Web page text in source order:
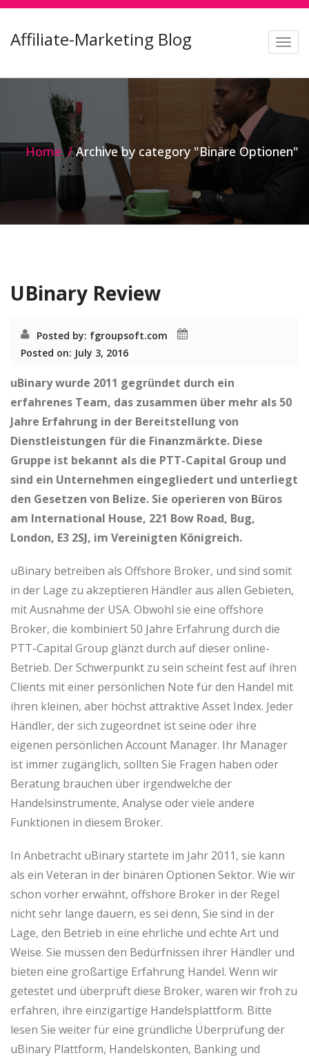
Affiliate-Marketing Blog
T
Home Archive by category "Binäre Optionen"
UBinary Review
Posted by: fgroupsoft.com
Posted on: July 3, 2016
uBinary wurde 2011 gegründet durch ein
erfahrenes Team, das zusammen über mehr als 50
Jahre Erfahrung in der Bereitstellung von
Dienstleistungen für die Finanzmärkte. Diese
Gruppe ist bekannt als die PTT-Capital Group und
sind ein Unternehmen eingegliedert und unterliegt
den Gesetzen von Belize. Sie operieren von Büros
am International House, 221 Bow Road, Bug,
London, E3 2SJ, im Vereinigten Königreich.
uBinary betreiben als Offshore Broker, und sind somit
in der Lage zu akzeptieren Händler aus allen Gebieten,
mit Ausnahme der USA. Obwohl sie eine offshore
Broker, die kombiniert 50 Jahre Erfahrung durch die
PTT-Capital Group glänzt durch auf dieser online-
Betrieb. Der Schwerpunkt zu sein scheint fest auf ihren
Clients mit einer persönlichen Note für den Handel mit
ihren kleinen, aber höchst attraktive Asset Index. Jeder
Händler, der sich zugeordnet ist seine oder ihre
eigenen persönlichen Account Manager. Ihr Manager
ist immer zugänglich, sollten Sie Fragen haben oder
Beratung brauchen über irgendwelche der
Handelsinstrumente, Analyse oder viele andere
Funktionen in diesem Broker.
In Anbetracht uBinary startete im Jahr 2011, sie kann
als ein Veteran in der binären Optionen Sektor. Wie wir
schon vorher erwähnt, offshore Broker in der Regel
nicht sehr lange dauern, es sei denn, Sie sind in der
Lage, den Betrieb in eine ehrliche und echte Art und
Weise. Sie müssen den Bedürfnissen ihrer Händler und
bieten eine großartige Erfahrung Handel. Wenn wir
getestet und überprüft diese Broker, waren wir froh zu
erfahren, ihre einzigartige Handelsplattform. Bitte
lesen Sie weiter für eine gründliche Überprüfung der
uBinary Plattform, Handelskonten, Banking und